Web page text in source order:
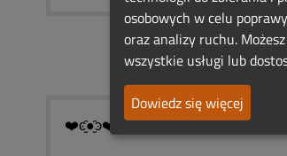
❤️ͼ̮̑●̮̑ͽ❤️ͼ̮̑●̮̑ͽ❤️ͼ̮̑●̮̑ͽ❤️ͼ̮̑●̮̑ͽ❤️
osobowych w celu
oraz analizy ruchu.
wszystkie usługi lub
Dowiedz się więcej